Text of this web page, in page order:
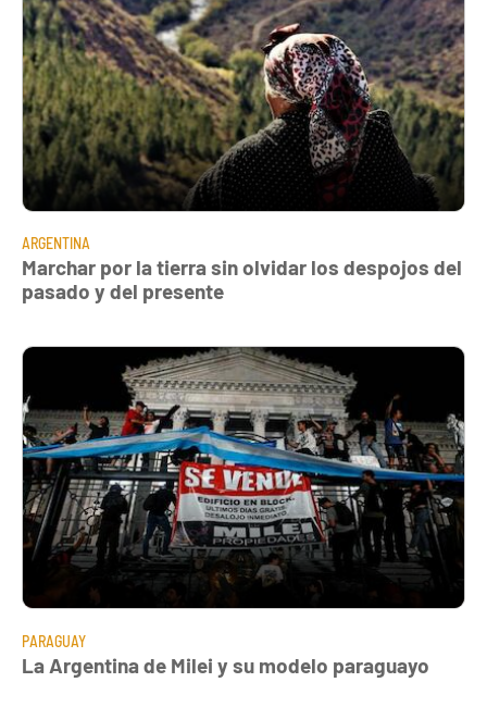
ARGENTINA
Marchar por la tierra sin olvidar los despojos del
pasado y del presente
PARAGUAY
La Argentina de Milei y su modelo paraguayo